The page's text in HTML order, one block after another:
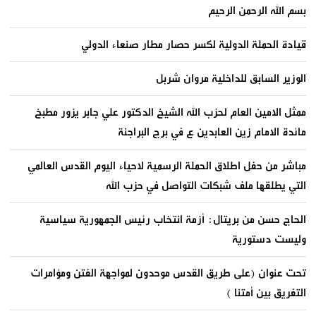
بسم الله الرحمن الرحيم
قيادة الحملة الدولية لكسر حصار مطار صنعاء الدولي
الوزير السابق للداخلية مروان شربل
ممثل الامين العام لحزب الله الشيخ الدكتور علي جابر يزور مطبخ
مائدة الامام زين العابدين ع في برج البراجنة
مباشر من حفل اطلاق الحملة الرسمية لاحياء اليوم القدس العالمي
التي يطلقها ملف شبكات التواصل في حزب الله
الحاج حسن من بريتال: أزمة انتخاب رئيس الجمهورية سياسية
وليست دستورية
تحت عنوان (على طريق القدس موحدون لمواجهة الفتن ومؤامرات
التفريق بين أمتنا )